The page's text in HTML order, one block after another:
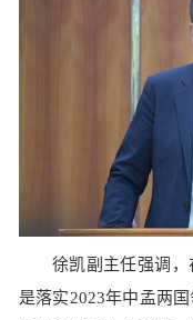
徐凯副主任强调
是落实2023年中孟两